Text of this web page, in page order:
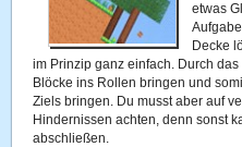
etwas
Decke
im Prinzip ganz einfach. Durch
Blöcke ins Rollen bringen und
Ziels bringen. Du musst aber auf
Hindernissen achten, denn sonst
abschließen.